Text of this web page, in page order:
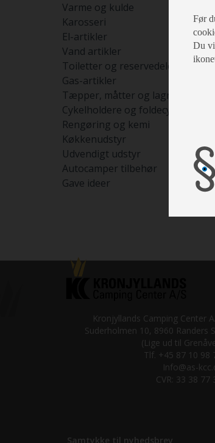
Varme og kulde
Karosseri
El-artikler
Vand artikler
Toiletter og reservedele
Gas-artikler
Tæpper, måtter og lagner
Cykelholdere og foldecykler
Rengøring og kemi
Køkkenudstyr
Udvendigt udstyr
Autocamper tilbehør
Gave ideer
Kronjyllands Camping Center
Suderholmen 10, 8960 Randers
(Lige ud til
Tlf. +45 87 10 98
Info@as-
CVR: 33 38 77
Samtykke til nyhedsbrev
Før
Du